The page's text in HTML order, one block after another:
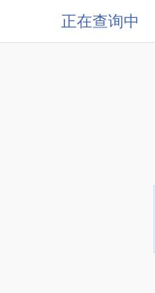
正在查询中